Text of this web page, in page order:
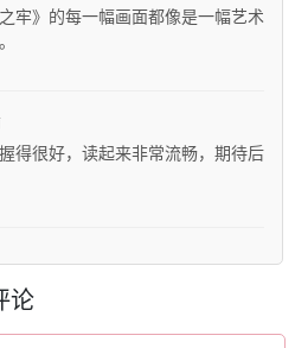
牢》的每一幅画面都像是一幅艺术
得很好，读起来非常流畅，期待后
论